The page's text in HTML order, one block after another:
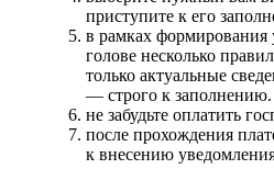
приступите к его
в рамках формирования
голове несколько
только актуальные
— строго к заполнению.
не забудьте оплатить
после прохождения
к внесению